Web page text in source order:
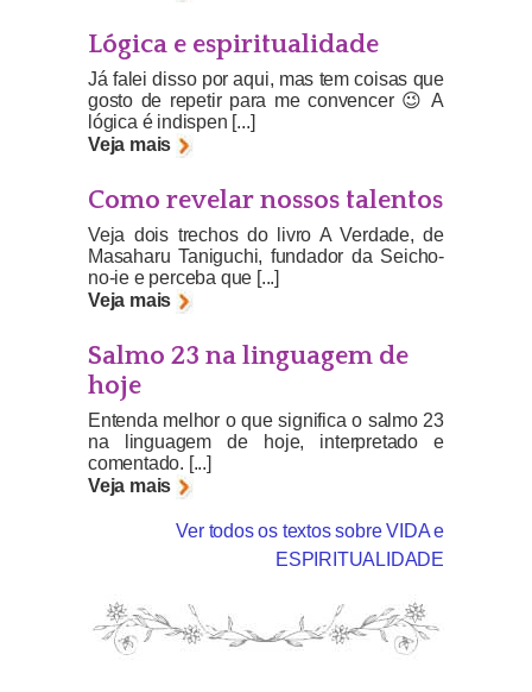
Lógica e espiritualidade
Já falei disso por aqui, mas tem coisas que
gosto de repetir para me convencer 😉 A
lógica é indispen [...]
Veja mais
Como revelar nossos talentos
Veja dois trechos do livro A Verdade, de
Masaharu Taniguchi, fundador da Seicho-
no-ie e perceba que [...]
Veja mais
Salmo 23 na linguagem de
hoje
Entenda melhor o que significa o salmo 23
na linguagem de hoje, interpretado e
comentado. [...]
Veja mais
Ver todos os textos sobre VIDA e
ESPIRITUALIDADE